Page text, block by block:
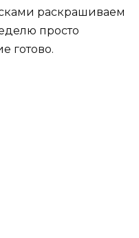
раскрашиваем
просто
готово.